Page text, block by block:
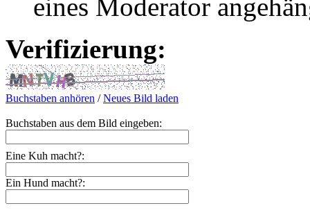
eines Moderator
Verifizierung:
Buchstaben anhören /Neues Bild laden
Buchstaben aus dem Bild eingeben:
Eine Kuh macht?:
Ein Hund macht?: